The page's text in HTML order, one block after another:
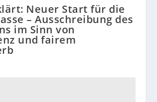
Neuer Start für die
– Ausschreibung des
im Sinn von
und fairem